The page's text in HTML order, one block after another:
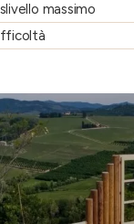
massimo